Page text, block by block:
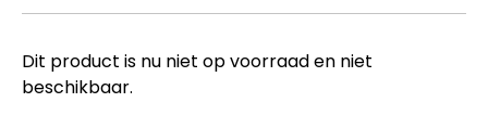
Dit product is nu niet op voorraad en niet
beschikbaar.